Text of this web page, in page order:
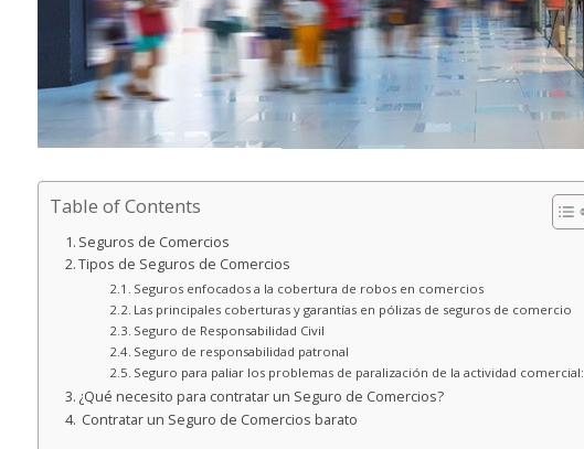
Table of Contents
Seguros de Comercios
Tipos de Seguros de Comercios
Seguros enfocados a la cobertura de robos en comercios
Las principales coberturas y garantías en pólizas de seguros de comercio
Seguro de Responsabilidad Civil
Seguro de responsabilidad patronal
Seguro para paliar los problemas de paralización de la actividad comercial:
¿Qué necesito para contratar un Seguro de Comercios?
Contratar un Seguro de Comercios barato